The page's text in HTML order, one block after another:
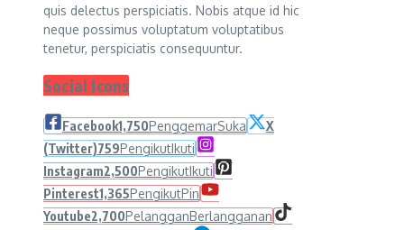
quis delectus perspiciatis. Nobis atque id hic
neque possimus voluptatum voluptatibus
tenetur, perspiciatis consequuntur.
Social Icons
Facebook1,750PenggemarSuka
X
(Twitter)759PengikutIkuti
Instagram2,500PengikutIkuti
Pinterest1,365PengikutPin
Youtube2,700PelangganBerlangganan